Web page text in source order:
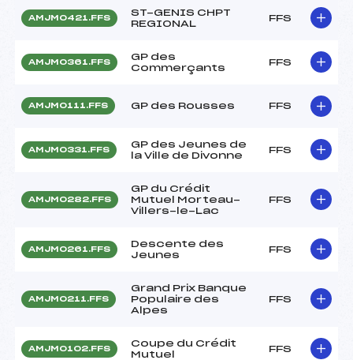
AMJM0421.FFS
ST-GENIS CHPT
REGIONAL
FFS
AMJM0361.FFS
GP des
Commerçants
FFS
AMJM0111.FFS GP des Rousses FFS
AMJM0331.FFS
GP des Jeunes de
la Ville de Divonne
FFS
AMJM0282.FFS
GP du Crédit
Mutuel Morteau-
Villers-le-Lac
FFS
AMJM0261.FFS
Descente des
Jeunes
FFS
AMJM0211.FFS
Grand Prix Banque
Populaire des
Alpes
FFS
AMJM0102.FFS
Coupe du Crédit
Mutuel
FFS